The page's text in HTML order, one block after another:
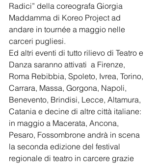
Radici” della coreografa Giorgia
Maddamma di Koreo Project ad
andare in tournée a maggio nelle
carceri pugliesi.
Ed altri eventi di tutto rilievo di Teatro e
Danza saranno attivati  a Firenze,
Roma Rebibbia, Spoleto, Ivrea, Torino,
Carrara, Massa, Gorgona, Napoli,
Benevento, Brindisi, Lecce, Altamura,
Catania e decine di altre città italiane:
in maggio a Macerata, Ancona,
Pesaro, Fossombrone andrà in scena
la seconda edizione del festival
regionale di teatro in carcere grazie